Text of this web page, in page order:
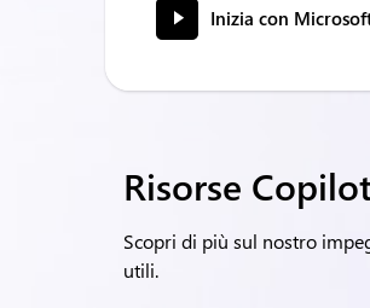
Inizia con
Risorse
Scopri di più sul nostro
utili.